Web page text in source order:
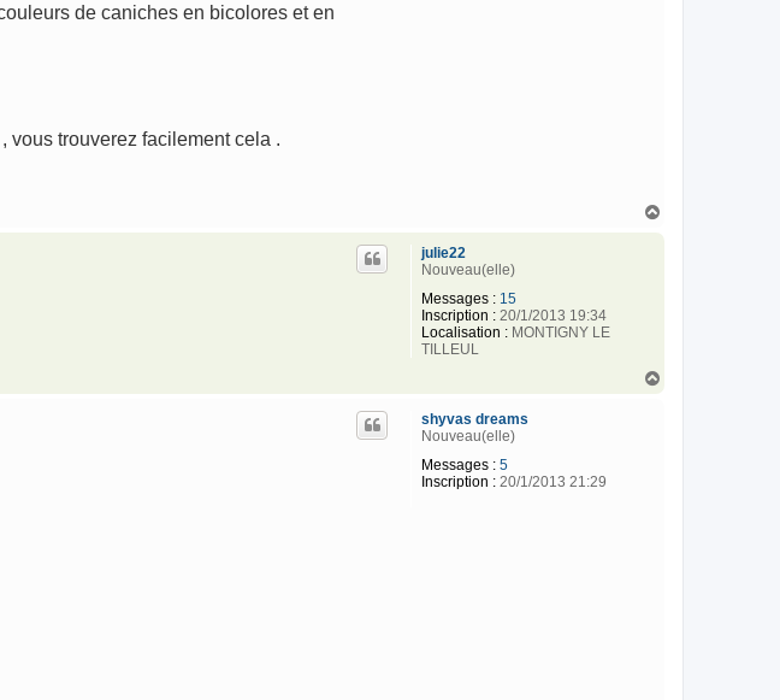
de caniches en bicolores et en
vous trouverez facilement cela .
julie22
Nouveau(elle)
Messages : 15
Inscription : 20/1/2013 19:34
Localisation : MONTIGNY LE
TILLEUL
shyvas dreams
Nouveau(elle)
Messages : 5
Inscription : 20/1/2013 21:29